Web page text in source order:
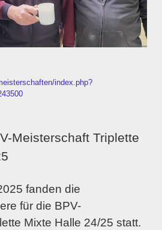
index.php?
Meisterschaft Triplette
fanden die
für die BPV-
Mixte Halle 24/25 statt.